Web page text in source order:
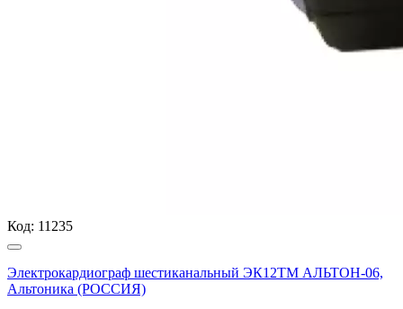
Код: 11235
Электрокардиограф шестиканальный ЭК12ТМ АЛЬТОН-06,
Альтоника (РОССИЯ)